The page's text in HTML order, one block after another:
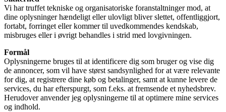
Vi har truffet tekniske og organisatoriske foranstaltninger mod, at
dine oplysninger hændeligt eller ulovligt bliver slettet, offentliggjort,
fortabt, forringet eller kommer til uvedkommendes kendskab,
misbruges eller i øvrigt behandles i strid med lovgivningen.
Formål
Oplysningerne bruges til at identificere dig som bruger og vise dig
de annoncer, som vil have størst sandsynlighed for at være relevante
for dig, at registrere dine køb og betalinger, samt at kunne levere de
services, du har efterspurgt, som f.eks. at fremsende et nyhedsbrev.
Herudover anvender jeg oplysningerne til at optimere mine services
og indhold.